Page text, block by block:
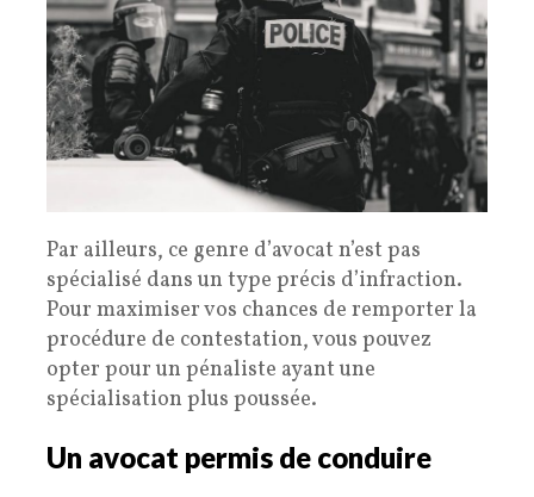
Par ailleurs, ce genre d’avocat n’est pas
spécialisé dans un type précis d’infraction.
Pour maximiser vos chances de remporter la
procédure de contestation, vous pouvez
opter pour un pénaliste ayant une
spécialisation plus poussée.
Un avocat permis de conduire